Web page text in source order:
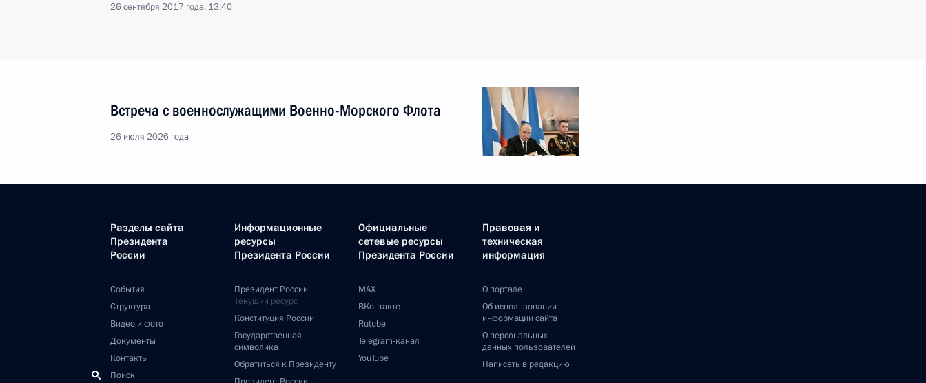
26 сентября 2017 года, 13:40
Встреча с военнослужащими Военно-Морского Флота
26 июля 2026 года
Разделы сайта
Президента
России
События
Структура
Видео и фото
Документы
Контакты
Поиск
Информационные
ресурсы
Президента России
Президент России
Текущий ресурс
Конституция России
Государственная
символика
Обратиться к Президенту
Официальные
сетевые ресурсы
Президента России
MAX
ВКонтакте
Rutube
Telegram-канал
YouTube
Правовая и
техническая
информация
О портале
Об использовании
информации сайта
О персональных
данных пользователей
Написать в редакцию